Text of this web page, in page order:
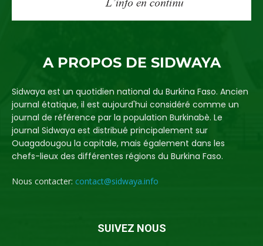
A PROPOS DE SIDWAYA
Sidwaya est un quotidien national du Burkina Faso. Ancien
journal étatique, il est aujourd'hui considéré comme un
journal de référence par la population Burkinabè. Le
journal Sidwaya est distribué principalement sur
Ouagadougou la capitale, mais également dans les
chefs-lieux des différentes régions du Burkina Faso.
Nous contacter: contact@sidwaya.info
SUIVEZ NOUS